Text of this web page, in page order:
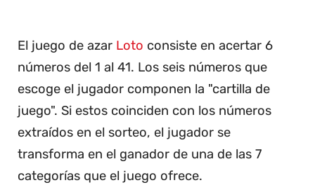
El juego de azar Loto consiste en acertar 6
números del 1 al 41. Los seis números que
escoge el jugador componen la "cartilla de
juego". Si estos coinciden con los números
extraídos en el sorteo, el jugador se
transforma en el ganador de una de las 7
categorías que el juego ofrece.